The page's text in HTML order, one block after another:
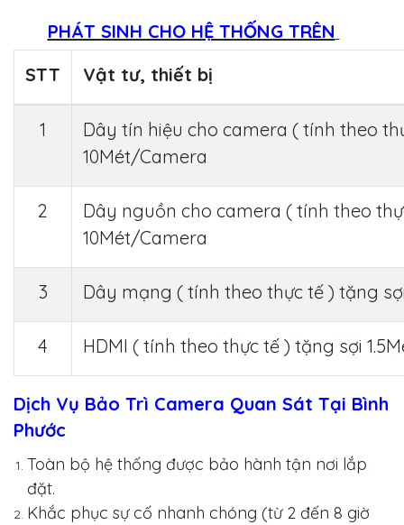
PHÁT SINH CHO HỆ THỐNG TRÊN
STT
Vật tư, thiết bị
1
Dây tín hiệu cho camera ( tính theo
10Mét/Camera
2
Dây nguồn cho camera ( tính theo
10Mét/Camera
3 Dây mạng ( tính theo thực tế ) tặng
4 HDMI ( tính theo thực tế ) tặng sợi
Dịch Vụ Bảo Trì Camera Quan Sát Tại Bình
Phước
Toàn bộ hệ thống được bảo hành tận nơi lắp
đặt.
Khắc phục sự cố nhanh chóng (từ 2 đến 8 giờ